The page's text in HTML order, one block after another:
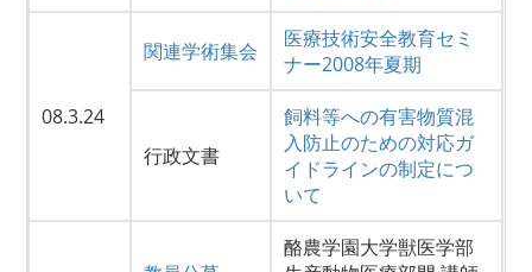
08.3.24
関連学術集会
医療技術安全教育セミ
ナー2008年夏期
行政文書
飼料等への有害物質混
入防止のための対応ガ
イドラインの制定につ
いて
酪農学園大学獣医学部